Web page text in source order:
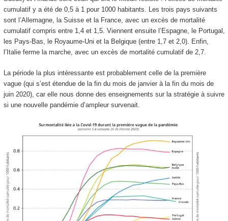
cumulatif y a été de 0,5 à 1 pour 1000 habitants. Les trois pays suivants
sont l’Allemagne, la Suisse et la France, avec un excès de mortalité
cumulatif compris entre 1,4 et 1,5. Viennent ensuite l’Espagne, le Portugal,
les Pays-Bas, le Royaume-Uni et la Belgique (entre 1,7 et 2,0). Enfin,
l’Italie ferme la marche, avec un excès de mortalité cumulatif de 2,7.
La période la plus intéressante est probablement celle de la première
vague (qui s’est étendue de la fin du mois de janvier à la fin du mois de
juin 2020), car elle nous donne des enseignements sur la stratégie à suivre
si une nouvelle pandémie d’ampleur survenait.